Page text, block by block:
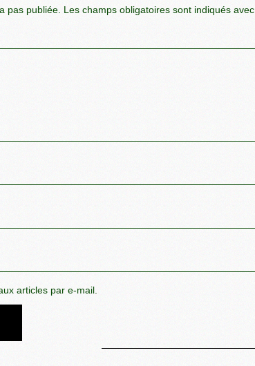
pas publiée. Les champs obligatoires sont indiqués avec
articles par e-mail.